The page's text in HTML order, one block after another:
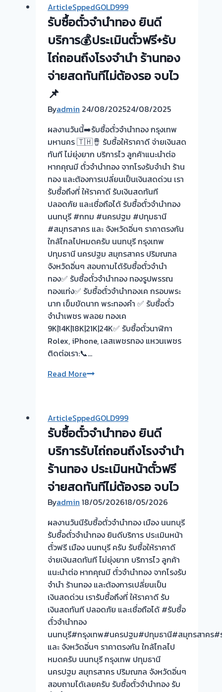
ถ้า
ราคา
ตรง
กัน
บริการ
ให้
รับ
ซื้อ
ตั๋ว
จำนำ
ทอง
💰
รับ
ไถ่ถอน
ถึง
โรง
จำนำ-
ร้าน
ทอง
ประเมิน
ตั๋ว
ฟรี
จ่าย
เงิน
ทันที
ไม่
ต้อง
รอ
📌
ArticleSppedGOLD999
รับซื้อตั๋วจำนำทอง ยินดี
บริการ💰ประเมินตั๋วฟรี+รับ
ไถ่ถอนถึงโรงจำนำ ร้านทอง
จ่ายสดทันทีไม่ต้องรอ จบไว
📌
Byadmin 24/08/202524/08/2025
ผลงานวันนี้➡️รับซื้อตั๋วจำนำทอง กรุงเทพ
มหานคร 🇹🇭🪘 รับซื้อให้ราคาดี จ่ายเงินสด
ทันที ไม่ยุ่งยาก บริการไว ลูกค้าแนะนำต่อ
หากคุณมี ตั๋วจำนำทอง จากโรงรับจำนำ ร้าน
ทอง และต้องการเปลี่ยนเป็นเงินสดด่วน เรา
รับซื้อถึงที่ ให้ราคาดี รับเงินสดทันที
ปลอดภัย และเชื่อถือได้ รับซื้อตั๋วจำนำทอง
นนทบุรี #กทม #นครปฐม #ปทุมธานี
#สมุทรสาคร และ จังหวัดอิ่นๆ ราคาตรงกัน
ใกล้ไกลไปหมดครับ นนทบุรี กรุงเทพ
ปทุมธานี นครปฐม สมุทรสาคร ปริมณฑล
จังหวัดอิ่นๆ สอบถามได้รับซื้อตั๋วจำนำ
ทอง✅ รับซื้อตั๋วจำนำทอง ทองรูปพรรณ
ทองแท่ง✅ รับซื้อตั๋วจำนำทองเค กรอบพระ
นาก เข็มขัดนาก พระทองคำ ✅ รับซื้อตั๋ว
จำนำเพชร พลอย ทองเค
9K|14K|18K|21K|24K✅ รับซื้อตั๋วนาฬิกา
Rolex, iPhone, เลสเพชรทอง แหวนเพชร
ติดต่อเรา:📞…
Read Moreรับ
ทอง
ยินดี
บริการ
ประเมิน
ตั๋ว
ฟรี+รับ
ถึง
โรง
จำนำ
ร้าน
ทอง
จ่าย
สด
ทันที
ไม่
ต้อง
รอ
จบไว
📌
ArticleSppedGOLD999
รับซื้อตั๋วจำนำทอง ยินดี
บริการรับไถ่ถอนถึงโรงจำนำ
ร้านทอง ประเมินหน้าตั๋วฟรี
จ่ายสดทันทีไม่ต้องรอ จบไว
Byadmin 18/05/202618/05/2026
ผลงานวันนีรับซื้อตั๋วจำนำทอง เมือง นนทบุรี
รับซื้อตั๋วจำนำทอง ยินดีบริการ ประเมินหน้า
ตั๋วฟรี เมือง นนทบุรี ครับ รับซื้อให้ราคาดี
จ่ายเงินสดทันที ไม่ยุ่งยาก บริการไว ลูกค้า
แนะนำต่อ หากคุณมี ตั๋วจำนำทอง จากโรงรับ
จำนำ ร้านทอง และต้องการเปลี่ยนเป็น
เงินสดด่วน เรารับซื้อถึงที่ ให้ราคาดี รับ
เงินสดทันที ปลอดภัย และเชื่อถือได้ #รับซื้อ
ตั๋วจำนำทอง
นนทบุรี#กรุงเทพ#นครปฐม#ปทุมธานี#สมุทรสาคร#
และ จังหวัดอิ่นๆ ราคาตรงกัน ใกล้ไกลไป
หมดครับ นนทบุรี กรุงเทพ ปทุมธานี
นครปฐม สมุทรสาคร ปริมณฑล จังหวัดอิ่นๆ
สอบถามได้เลยครับ รับซื้อตั๋วจำนำทอง รับ